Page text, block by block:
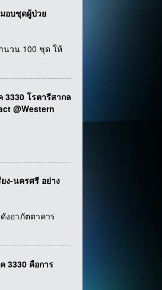
อบชุดผู้ป่วย
นวน 100 ชุด ให้
โรตารีสากล
@Western
ง-นครศรี อย่าง
งอาภัตตาคาร
3330 คือการ